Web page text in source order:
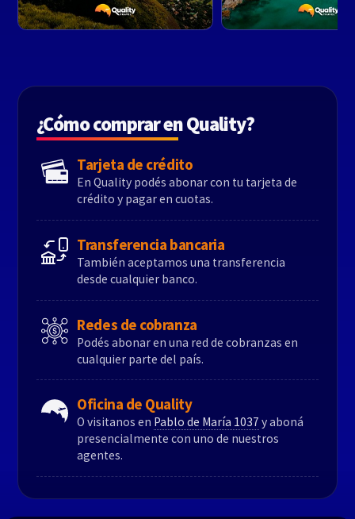
¿Cómo comprar en Quality?
Tarjeta de crédito
En Quality podés abonar con tu tarjeta de
crédito y pagar en cuotas.
Transferencia bancaria
También aceptamos una transferencia
desde cualquier banco.
Redes de cobranza
Podés abonar en una red de cobranzas en
cualquier parte del país.
Oficina de Quality
O visitanos en Pablo de María 1037 y aboná
presencialmente con uno de nuestros
agentes.